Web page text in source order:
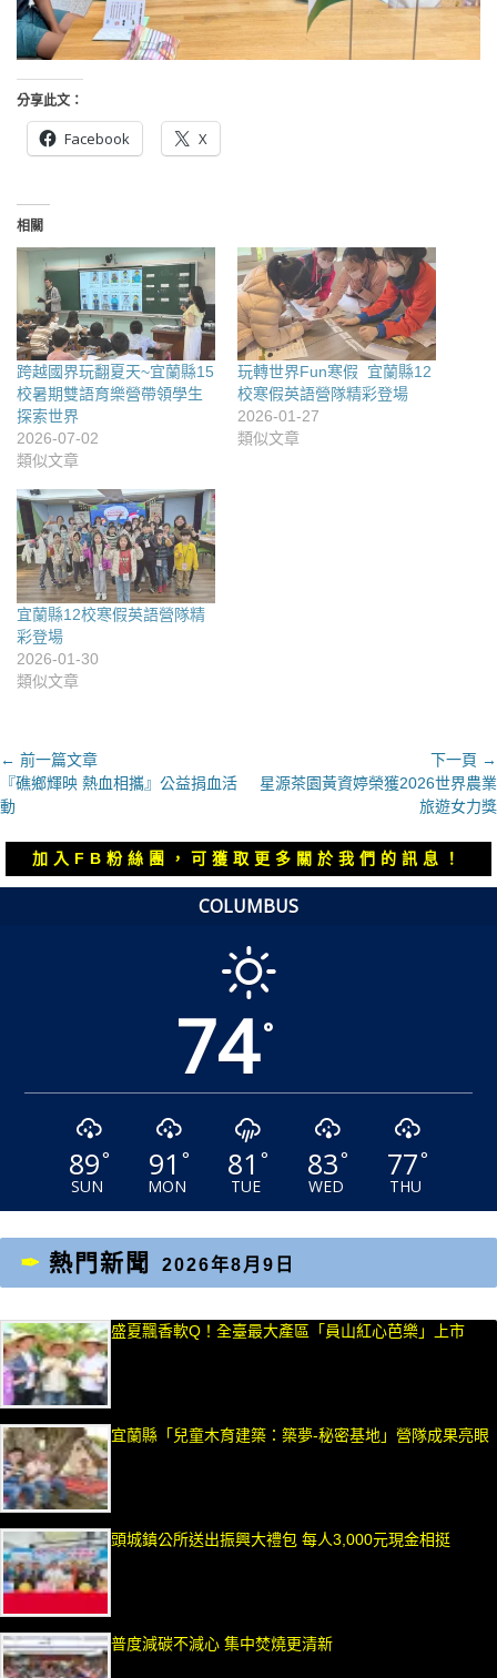
分享此文：
Facebook X
相關
跨越國界玩翻夏天~宜蘭縣15
校暑期雙語育樂營帶領學生
探索世界
2026-07-02
類似文章
玩轉世界Fun寒假 宜蘭縣12
校寒假英語營隊精彩登場
2026-01-27
類似文章
宜蘭縣12校寒假英語營隊精
彩登場
2026-01-30
類似文章
文
章
導
覽
← 前一篇文章
上
一
章：
『礁鄉輝映 熱血相攜』公益捐血活
動
下一頁 →
下
文
章：
星源茶園黃資婷榮獲2026世界農業
旅遊女力獎
加入FB粉絲團，可獲取更多關於我們的訊息！
COLUMBUS
74°
89°
SUN
91 °
MON
81 °
TUE
83°
WED
77°
THU
熱門新聞 2026年8月9日
盛夏飄香軟Q！全臺最大產區「員山紅心芭樂」上市
宜蘭縣「兒童木育建築：築夢-秘密基地」營隊成果亮眼
頭城鎮公所送出振興大禮包 每人3,000元現金相挺
普度減碳不減心 集中焚燒更清新